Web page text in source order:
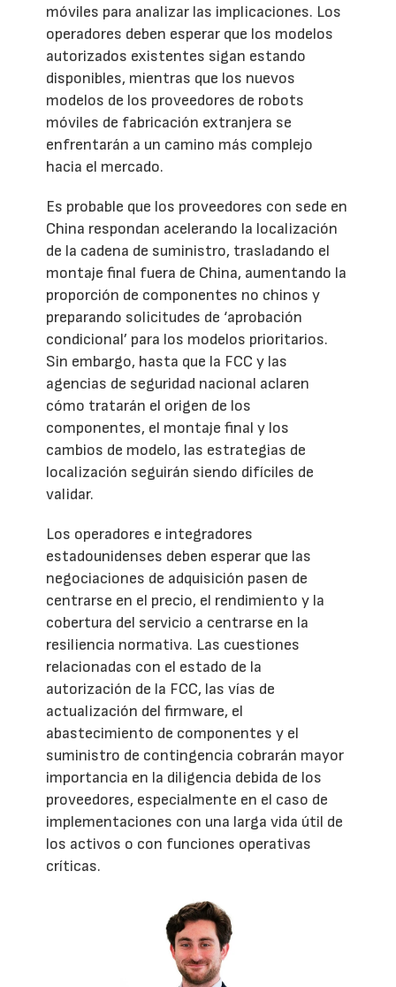
móviles para analizar las implicaciones. Los
operadores deben esperar que los modelos
autorizados existentes sigan estando
disponibles, mientras que los nuevos
modelos de los proveedores de robots
móviles de fabricación extranjera se
enfrentarán a un camino más complejo
hacia el mercado.
Es probable que los proveedores con sede en
China respondan acelerando la localización
de la cadena de suministro, trasladando el
montaje final fuera de China, aumentando la
proporción de componentes no chinos y
preparando solicitudes de ‘aprobación
condicional’ para los modelos prioritarios.
Sin embargo, hasta que la FCC y las
agencias de seguridad nacional aclaren
cómo tratarán el origen de los
componentes, el montaje final y los
cambios de modelo, las estrategias de
localización seguirán siendo difíciles de
validar.
Los operadores e integradores
estadounidenses deben esperar que las
negociaciones de adquisición pasen de
centrarse en el precio, el rendimiento y la
cobertura del servicio a centrarse en la
resiliencia normativa. Las cuestiones
relacionadas con el estado de la
autorización de la FCC, las vías de
actualización del firmware, el
abastecimiento de componentes y el
suministro de contingencia cobrarán mayor
importancia en la diligencia debida de los
proveedores, especialmente en el caso de
implementaciones con una larga vida útil de
los activos o con funciones operativas
críticas.